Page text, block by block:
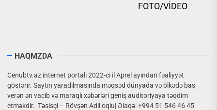
FOTO/VİDEO
HAQMZDA
Cenubtv.az internet portalı 2022-ci il Aprel ayından fəaliyyət
göstərir. Saytın yaradılmasında məqsəd dünyada və ölkədə baş
verən ən vacib və maraqlı xəbərləri geniş auditoriyaya təqdim
etməkdir. Təsisçi – Rövşən Adil oqlu| Əlaqə: +994 51 546 46 45